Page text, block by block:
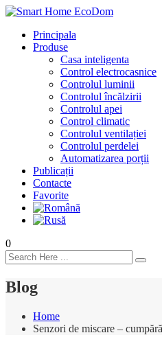
Principala
Produse
Casa inteligenta
Control electrocasnice
Controlul luminii
Controlul încălzirii
Controlul apei
Control climatic
Controlul ventilației
Сontrolul perdelei
Automatizarea porții
Publicații
Contacte
Favorite
0
Blog
Home
Senzori de miscare –